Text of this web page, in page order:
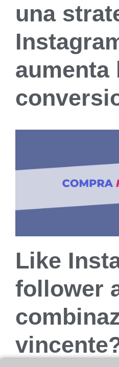
una
aumenta
Like
follower